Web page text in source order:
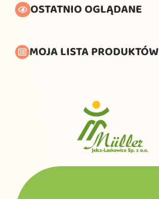
OSTATNIO OGLĄDANE
MOJA LISTA PRODUKTÓW